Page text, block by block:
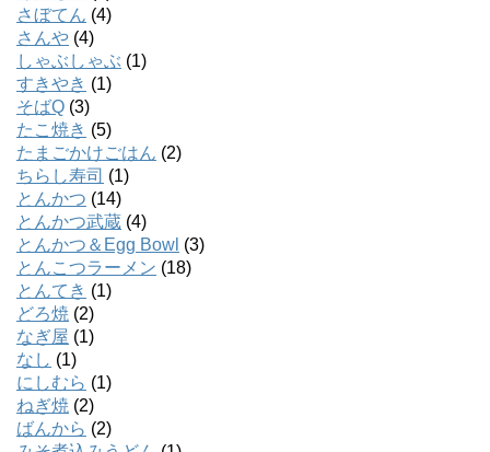
さぼてん (4)
さんや (4)
しゃぶしゃぶ (1)
すきやき (1)
そばQ (3)
たこ焼き (5)
たまごかけごはん (2)
ちらし寿司 (1)
とんかつ (14)
とんかつ武蔵 (4)
とんかつ＆Egg Bowl (3)
とんこつラーメン (18)
とんてき (1)
どろ焼 (2)
なぎ屋 (1)
なし (1)
にしむら (1)
ねぎ焼 (2)
ばんから (2)